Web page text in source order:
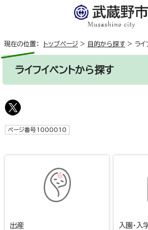
現在の位置： トップページ > 目的から探す > ライ
ライフイベントから探す
ページ番号1000010
出産 入園・入